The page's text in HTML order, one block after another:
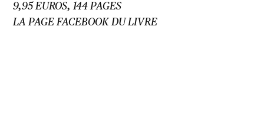
9,95 EUROS, 144 PAGES
LA PAGE FACEBOOK DU LIVRE